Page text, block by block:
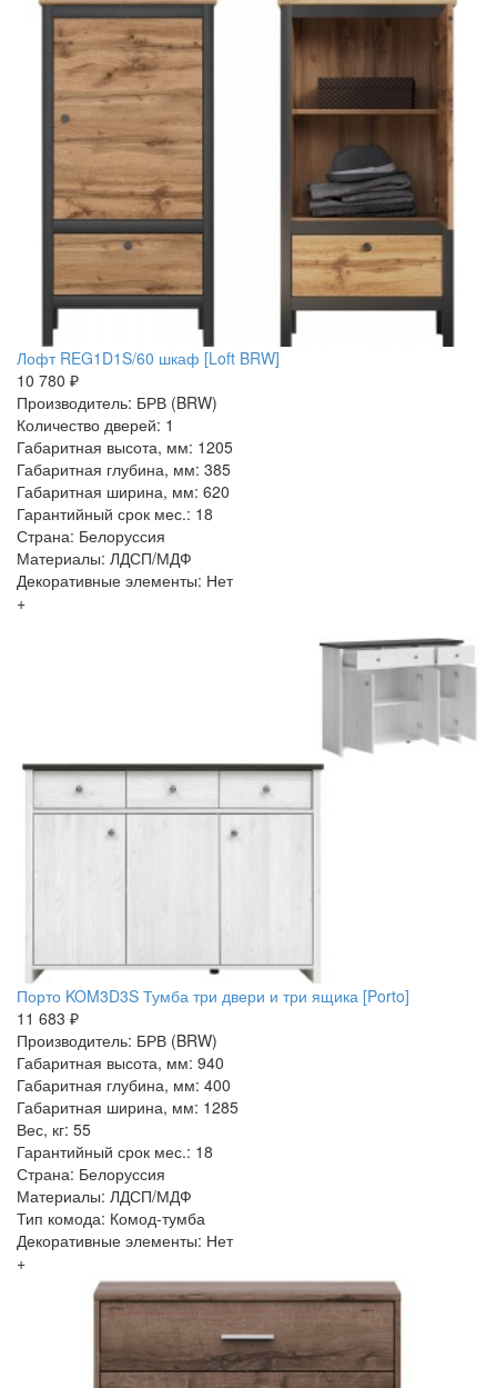
Лофт REG1D1S/60 шкаф [Loft BRW]
10 780 ₽
Производитель: БРВ (BRW)
Количество дверей: 1
Габаритная высота, мм: 1205
Габаритная глубина, мм: 385
Габаритная ширина, мм: 620
Гарантийный срок мес.: 18
Страна: Белоруссия
Материалы: ЛДСП/МДФ
Декоративные элементы: Нет
+
Порто KOM3D3S Тумба три двери и три ящика [Porto]
11 683 ₽
Производитель: БРВ (BRW)
Габаритная высота, мм: 940
Габаритная глубина, мм: 400
Габаритная ширина, мм: 1285
Вес, кг: 55
Гарантийный срок мес.: 18
Страна: Белоруссия
Материалы: ЛДСП/МДФ
Тип комода: Комод-тумба
Декоративные элементы: Нет
+